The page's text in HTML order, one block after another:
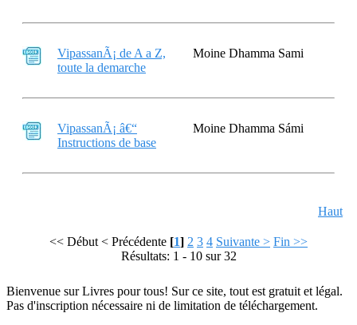
VipassanÃ¡ de A a Z,
toute la demarche
Moine Dhamma Sami
VipassanÃ¡ â€“
Instructions de base
Moine Dhamma Sámi
Haut
<< Début < Précédente [1] 2 3 4 Suivante > Fin >>
Résultats: 1 - 10 sur 32
Bienvenue sur Livres pour tous! Sur ce site, tout est gratuit et légal.
Pas d'inscription nécessaire ni de limitation de téléchargement.